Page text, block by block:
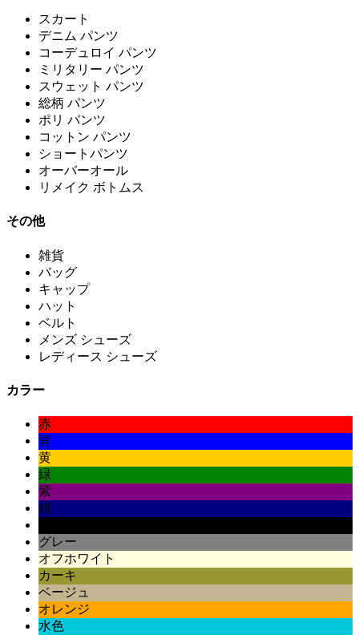
スカート
デニム パンツ
コーデュロイ パンツ
ミリタリー パンツ
スウェット パンツ
総柄 パンツ
ポリ パンツ
コットン パンツ
ショートパンツ
オーバーオール
リメイク ボトムス
その他
雑貨
バッグ
キャップ
ハット
ベルト
メンズ シューズ
レディース シューズ
カラー
赤
青
黄
緑
紫
紺
グレー
オフホワイト
カーキ
ベージュ
オレンジ
水色